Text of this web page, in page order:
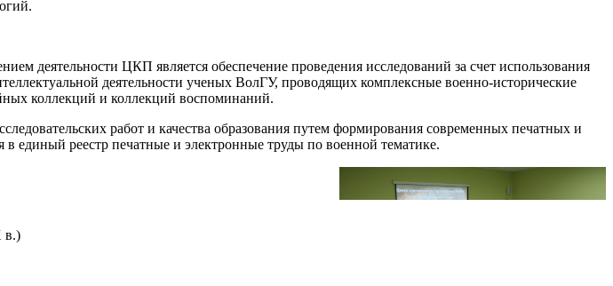
деятельности ЦКП является обеспечение проведения исследований за счет использования
деятельности ученых ВолГУ, проводящих комплексные военно-исторические
коллекций и коллекций воспоминаний.
работ и качества образования путем формирования современных печатных и
единый реестр печатные и электронные труды по военной тематике.
в.)